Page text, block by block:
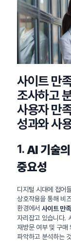
정부지원사업
사이트 만
조사하고
사용자 만
성과와 사
1.AI 기술
중요성
디지털 시대에 접어
상호작용을 통해 비
환경에서 사이트 만
자리잡고 있습니다.
재방문 여부 및 구매
파악하고 분석하는